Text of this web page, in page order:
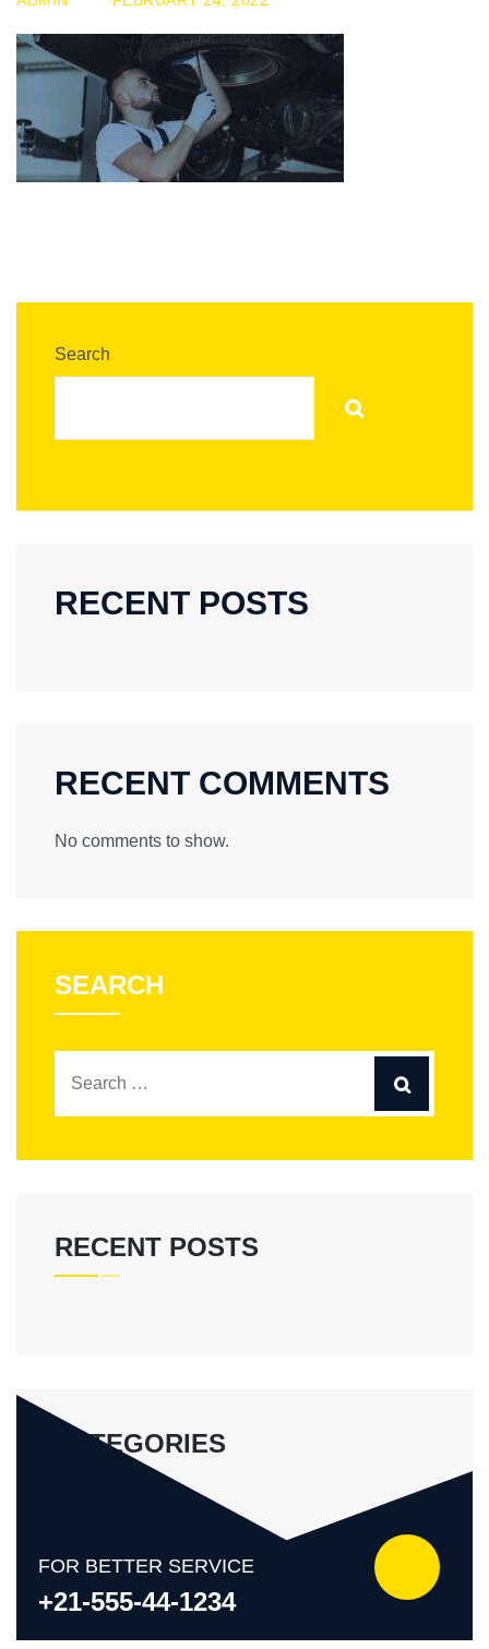
Search
RECENT POSTS
RECENT COMMENTS
No comments to show.
SEARCH
RECENT POSTS
CATEGORIES
FOR BETTER SERVICE
+21-555-44-1234